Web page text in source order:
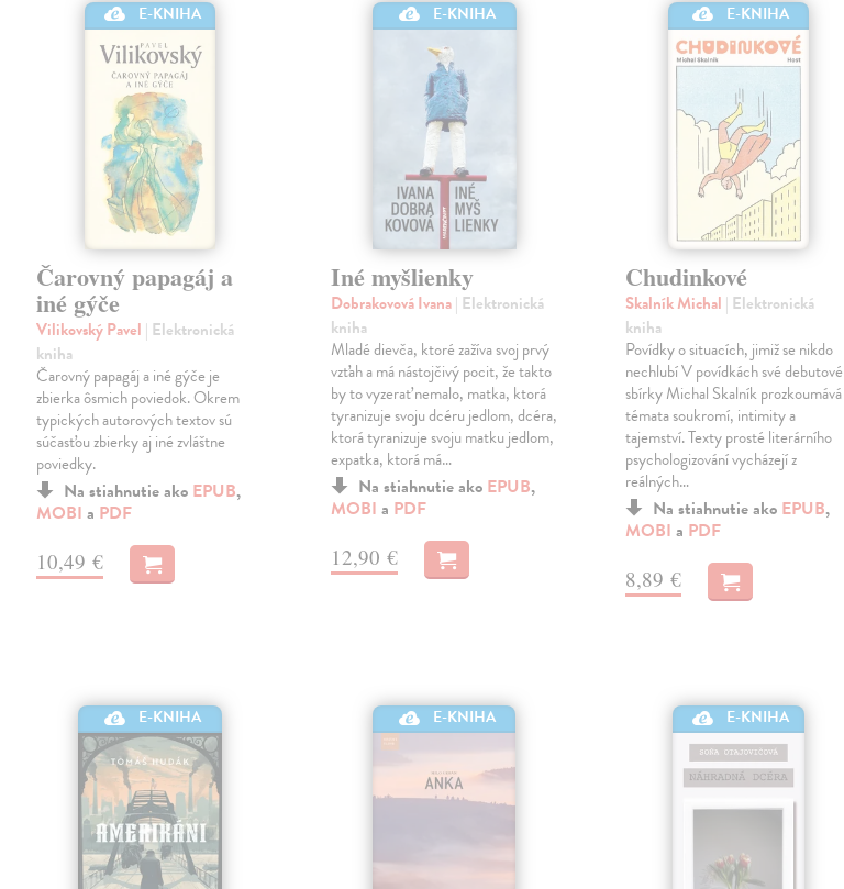
E-KNIHA
Čarovný papagáj a
iné gýče
Vilikovský Pavel | Elektronická
kniha
Čarovný papagáj a iné gýče je
zbierka ôsmich poviedok. Okrem
typických autorových textov sú
súčasťou zbierky aj iné zvláštne
poviedky.
Na stiahnutie ako EPUB,
MOBI a PDF
10,49 €
E-KNIHA
Iné myšlienky
Dobrakovová Ivana| Elektronická
kniha
Mladé dievča, ktoré zažíva svoj prvý
vzťah a má nástojčivý pocit, že takto
by to vyzerať nemalo, matka, ktorá
tyranizuje svoju dcéru jedlom, dcéra,
ktorá tyranizuje svoju matku jedlom,
expatka, ktorá má…
Na stiahnutie ako EPUB,
MOBI a PDF
12,90 €
E-KNIHA
Chudinkové
Skalník Michal | Elektronická
kniha
Povídky o situacích, jimiž se nikdo
nechlubí V povídkách své debutové
sbírky Michal Skalník prozkoumává
témata soukromí, intimity a
tajemství. Texty prosté literárního
psychologizování vycházejí z
reálných…
Na stiahnutie ako EPUB,
MOBI a PDF
8,89 €
E-KNIHA E-KNIHA E-KNIHA